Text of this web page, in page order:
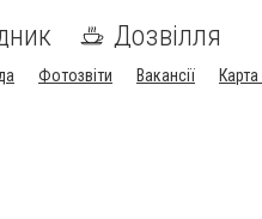
Дозвілля
Фотозвіти Вакансії Карта